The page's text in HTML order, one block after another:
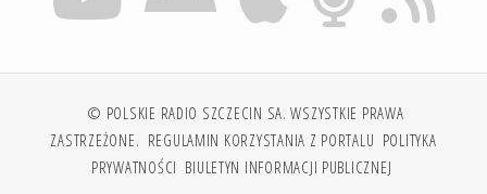
© POLSKIE RADIO SZCZECIN SA. WSZYSTKIE PRAWA
ZASTRZEŻONE. REGULAMIN KORZYSTANIA Z PORTALU POLITYKA
PRYWATNOŚCI BIULETYN INFORMACJI PUBLICZNEJ